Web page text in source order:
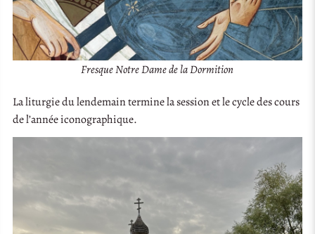
Fresque Notre Dame de la Dormition
La liturgie du lendemain termine la session et le cycle des cours
de l’année iconographique.